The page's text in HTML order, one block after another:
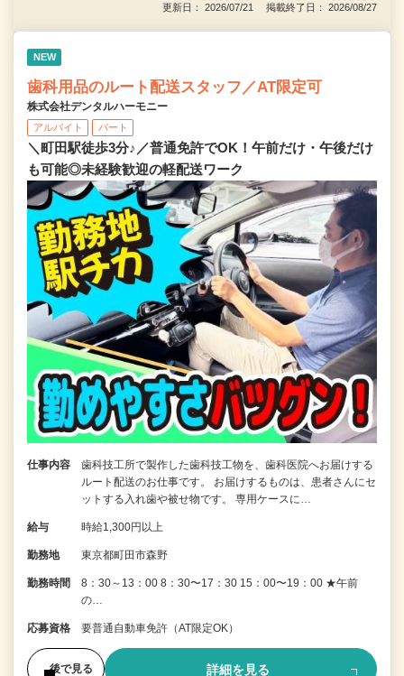
更新日： 2026/07/21 掲載終了日： 2026/08/27
NEW
歯科用品のルート配送スタッフ／AT限定可
株式会社デンタルハーモニー
アルバイト パート
＼町田駅徒歩3分♪／普通免許でOK！午前だけ・午後だけ
も可能◎未経験歓迎の軽配送ワーク
仕事内容
歯科技工所で製作した歯科技工物を、歯科医院へお届けする
ルート配送のお仕事です。 お届けするものは、患者さんにセ
ットする入れ歯や被せ物です。 専用ケースに…
給与 時給1,300円以上
勤務地 東京都町田市森野
勤務時間
8：30～13：00 8：30〜17：30 15：00〜19：00 ★午前
の…
応募資格 要普通自動車免許（AT限定OK）
後で見る 詳細を見る